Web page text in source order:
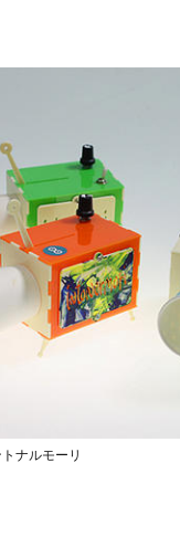
ナルモーリ